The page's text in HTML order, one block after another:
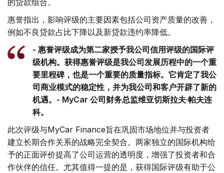
的贷款组合。
惠誉指出，影响评级的主要因素包括公司资产质量的改善，
例如不良贷款占比下降以及新贷款违约率降低。
- 惠誉评级成为第二家授予我公司信用评级的国际评
级机构。获得惠誉评级是我公司发展历程中的一个重
要里程碑，也是一个重要的质量指标。它肯定了我公
司商业模式的稳定性，并为我公司和客户开辟了新的
机遇。- MyCar 公司财务总监维亚切斯拉夫·帕夫连
科。
此次评级与MyCar Finance旨在巩固市场地位并与投资者
建立长期合作关系的战略完全契合。两家独立的国际机构给
予的正面评价提高了公司运营的透明度，增强了投资者和合
作伙伴的信任。尤其值得一提的是，获得国际评级有助于公